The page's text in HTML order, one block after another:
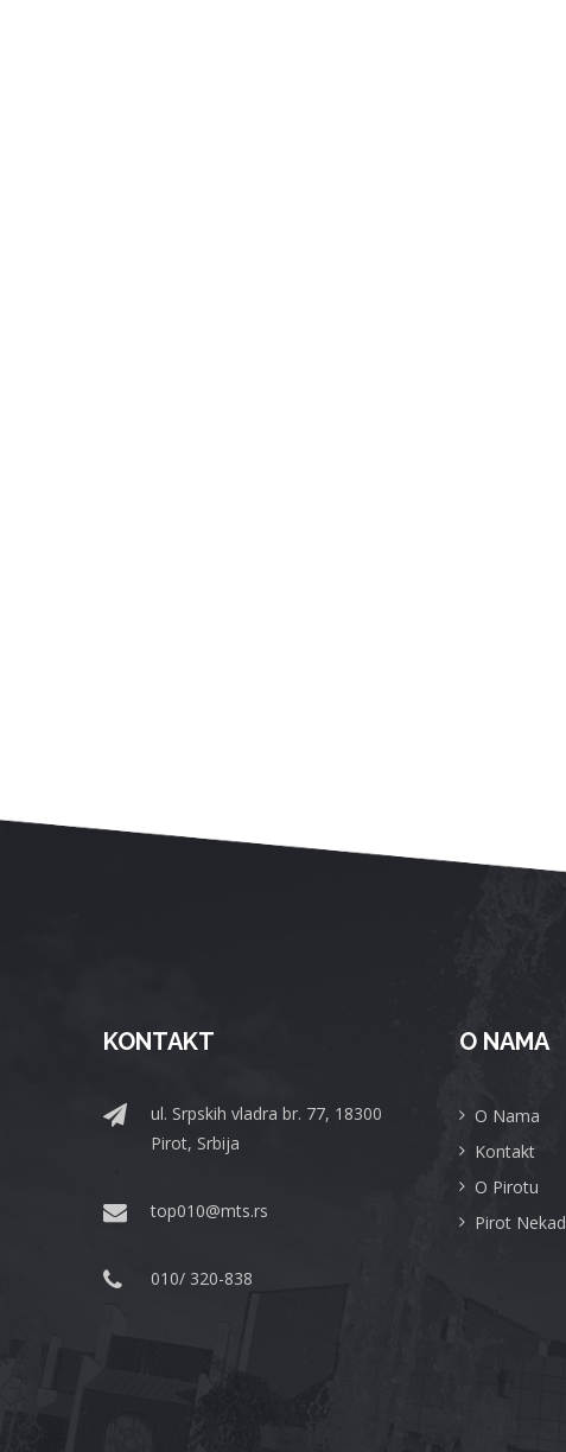
KONTAKT
ul. Srpskih vladra br. 77, 18300
Pirot, Srbija
top010@mts.rs
010/ 320-838
O NAMA
O Nama
Kontakt
O Pirotu
Pirot Nekad